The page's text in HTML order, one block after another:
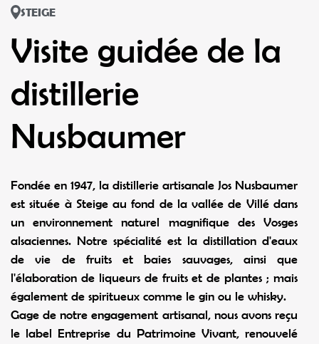
STEIGE
Visite guidée de la
distillerie
Nusbaumer
Fondée en 1947, la distillerie artisanale Jos Nusbaumer
est située à Steige au fond de la vallée de Villé dans
un environnement naturel magnifique des Vosges
alsaciennes. Notre spécialité est la distillation d'eaux
de vie de fruits et baies sauvages, ainsi que
l'élaboration de liqueurs de fruits et de plantes ; mais
également de spiritueux comme le gin ou le whisky.
Gage de notre engagement artisanal, nous avons reçu
le label Entreprise du Patrimoine Vivant, renouvelé